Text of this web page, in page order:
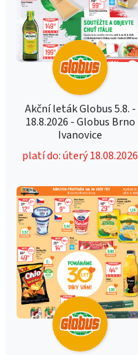
Akční leták Globus 5.8. -
18.8.2026 - Globus Brno
Ivanovice
platí do: úterý 18.08.2026